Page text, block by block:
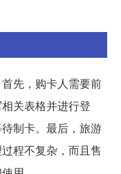
先，购卡人需要前
关表格并进行登
制卡。最后，旅游
程不复杂，而且售